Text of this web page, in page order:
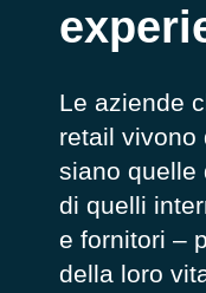
Le aziende
retail vivono
siano quelle
di quelli
e fornitori –
della loro